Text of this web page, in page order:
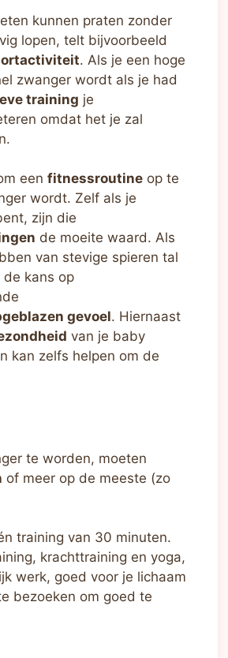
kunnen praten zonder
lopen, telt bijvoorbeeld
. Als je een hoge
zwanger wordt als je had
training je
omdat het je zal
een fitnessroutineop te
wordt. Zelf als je
zijn die
de moeite waard. Als
van stevige spieren tal
de kans op
gevoel. Hiernaast
van je baby
kan zelfs helpen om de
te worden, moeten
of meer op de meeste (zo
training van 30 minuten.
krachttraining en yoga,
werk, goed voor je lichaam
bezoeken om goed te